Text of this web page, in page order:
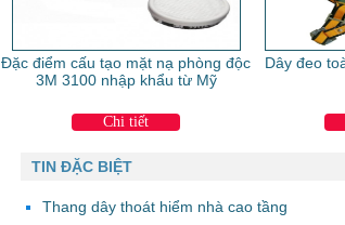
Đặc điểm cấu tạo mặt nạ phòng độc
3M 3100 nhập khẩu từ Mỹ
Chi tiết
Dây đeo
TIN ĐẶC BIỆT
Thang dây thoát hiểm nhà cao tầng